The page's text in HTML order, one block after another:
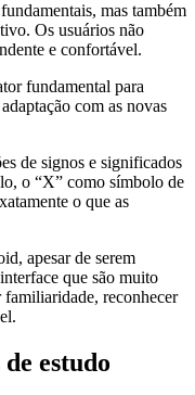
mas também
Os usuários não
e confortável.
fundamental para
com as novas
de signos e significados
o “X” como símbolo de
o que as
apesar de serem
que são muito
familiaridade, reconhecer
estudo